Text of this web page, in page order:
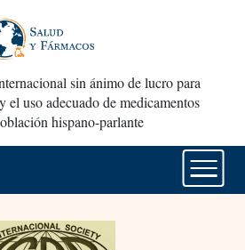
sin ánimo de lucro para
el uso adecuado de medicamentos
hispano-parlante